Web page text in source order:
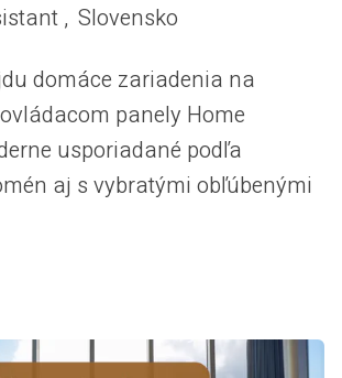
, Slovensko
domáce zariadenia na
panely Home
usporiadané podľa
aj s vybratými obľúbenými